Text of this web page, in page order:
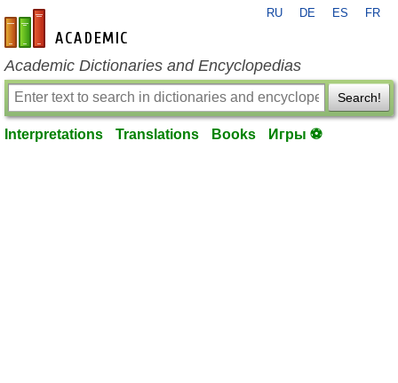
en-academic.com
RU DE ES FR
Academic Dictionaries and Encyclopedias
Search!
Interpretations Translations Books Игры ⚽